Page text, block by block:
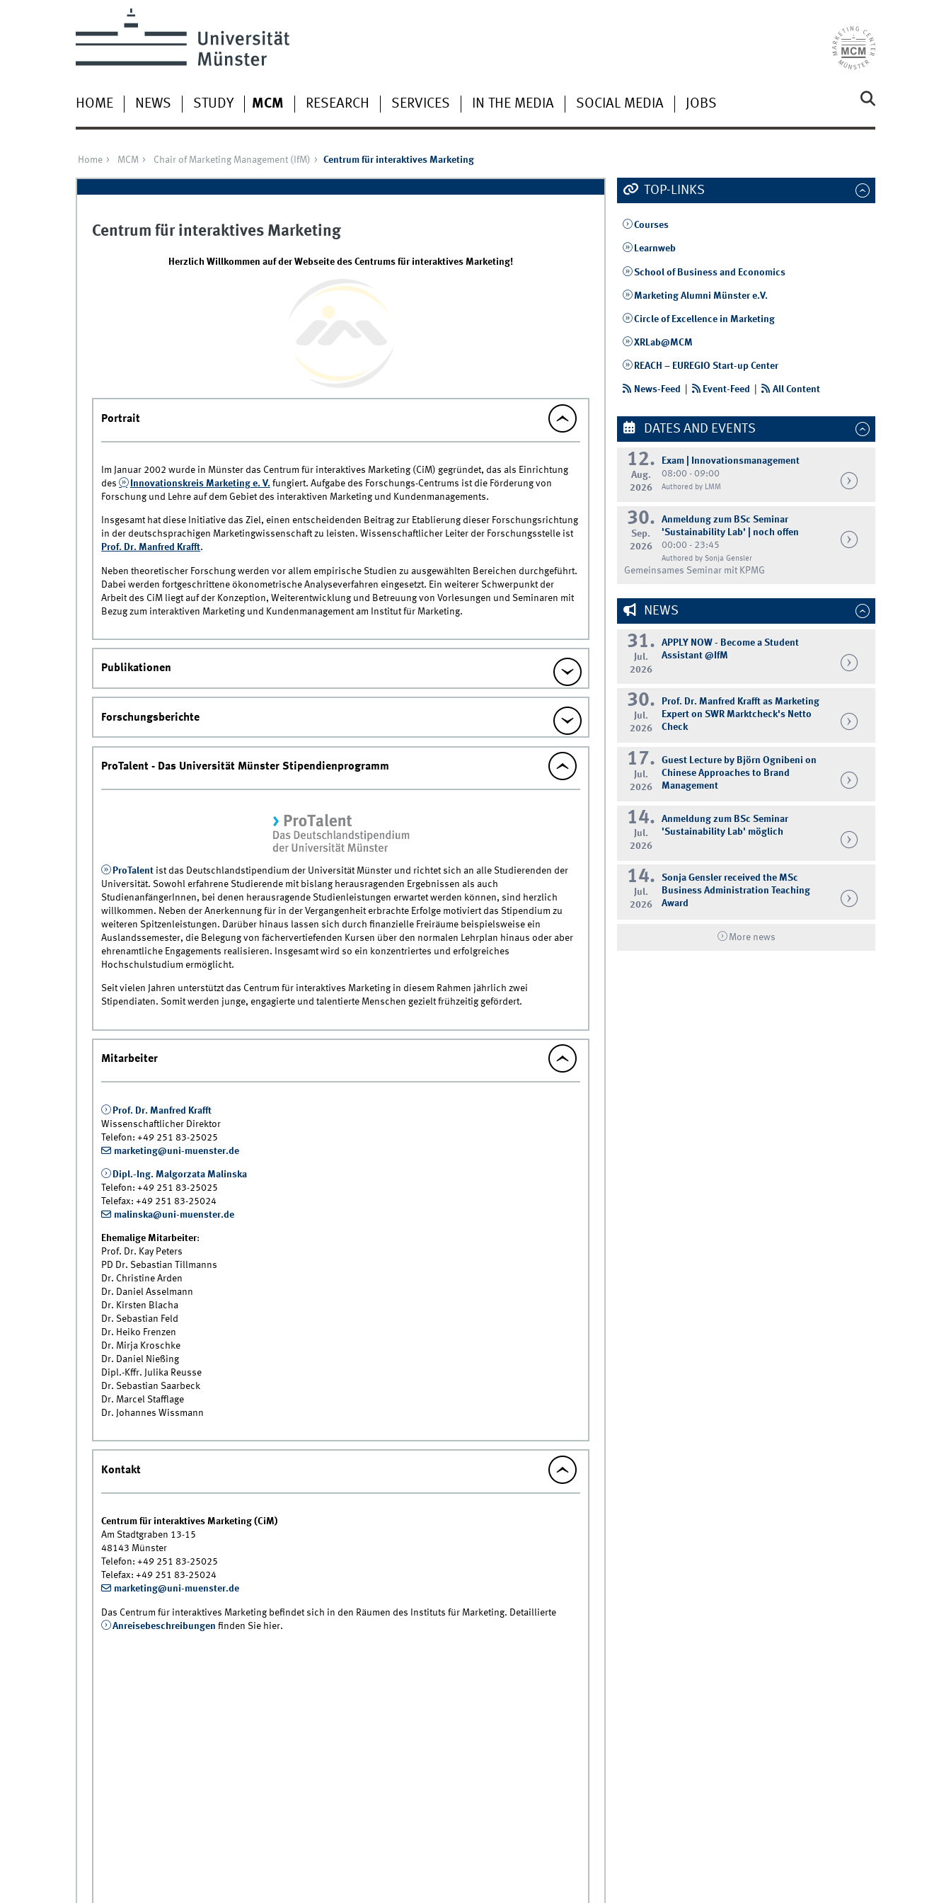
HOME NEWS STUDY MCM RESEARCH SERVICES IN THE MEDIA SOCIAL MEDIA JOBS
Home MCM Chair of Marketing Management (IfM) Centrum für interaktives Marketing
Centrum für interaktives Marketing
Herzlich Willkommen auf der Webseite des Centrums für interaktives Marketing!
Portrait
Im Januar 2002 wurde in Münster das Centrum für interaktives Marketing (CiM) gegründet, das als Einrichtung
des
Innovationskreis Marketing e. V. fungiert. Aufgabe des Forschungs-Centrums ist die Förderung von
Forschung und Lehre auf dem Gebiet des interaktiven Marketing und Kundenmanagements.
Insgesamt hat diese Initiative das Ziel, einen entscheidenden Beitrag zur Etablierung dieser Forschungsrichtung
in der deutschsprachigen Marketingwissenschaft zu leisten. Wissenschaftlicher Leiter der Forschungsstelle ist
Prof. Dr. Manfred Krafft.
Neben theoretischer Forschung werden vor allem empirische Studien zu ausgewählten Bereichen durchgeführt.
Dabei werden fortgeschrittene ökonometrische Analyseverfahren eingesetzt. Ein weiterer Schwerpunkt der
Arbeit des CiM liegt auf der Konzeption, Weiterentwicklung und Betreuung von Vorlesungen und Seminaren mit
Bezug zum interaktiven Marketing und Kundenmanagement am Institut für Marketing.
Publikationen
Forschungsberichte
ProTalent - Das Universität Münster Stipendienprogramm
ProTalentist das Deutschlandstipendium der Universität Münster und richtet sich an alle Studierenden der
Universität. Sowohl erfahrene Studierende mit bislang herausragenden Ergebnissen als auch
StudienanfängerInnen, bei denen herausragende Studienleistungen erwartet werden können, sind herzlich
willkommen. Neben der Anerkennung für in der Vergangenheit erbrachte Erfolge motiviert das Stipendium zu
weiteren Spitzenleistungen. Darüber hinaus lassen sich durch finanzielle Freiräume beispielsweise ein
Auslandssemester, die Belegung von fächervertiefenden Kursen über den normalen Lehrplan hinaus oder aber
ehrenamtliche Engagements realisieren. Insgesamt wird so ein konzentriertes und erfolgreiches
Hochschulstudium ermöglicht.
Seit vielen Jahren unterstützt das Centrum für interaktives Marketing in diesem Rahmen jährlich zwei
Stipendiaten. Somit werden junge, engagierte und talentierte Menschen gezielt frühzeitig gefördert.
Mitarbeiter
Prof. Dr. Manfred Krafft
Wissenschaftlicher Direktor
Telefon: +49 251 83-25025
marketing@uni-muenster.de
Dipl.-Ing. Malgorzata Malinska
Telefon: +49 251 83-25025
Telefax: +49 251 83-25024
malinska@uni-muenster.de
Ehemalige Mitarbeiter:
Prof. Dr. Kay Peters
PD Dr. Sebastian Tillmanns
Dr. Christine Arden
Dr. Daniel Asselmann
Dr. Kirsten Blacha
Dr. Sebastian Feld
Dr. Heiko Frenzen
Dr. Mirja Kroschke
Dr. Daniel Nießing
Dipl.-Kffr. Julika Reusse
Dr. Sebastian Saarbeck
Dr. Marcel Stafflage
Dr. Johannes Wissmann
Kontakt
Centrum für interaktives Marketing (CiM)
Am Stadtgraben 13-15
48143 Münster
Telefon: +49 251 83-25025
Telefax: +49 251 83-25024
marketing@uni-muenster.de
Das Centrum für interaktives Marketing befindet sich in den Räumen des Instituts für Marketing. Detaillierte
Anreisebeschreibungen finden Sie hier.
TOP-LINKS
Courses
Learnweb
School of Business and Economics
Marketing Alumni Münster e.V.
Circle of Excellence in Marketing
XRLab@MCM
REACH – EUREGIO Start-up Center
News-Feed Event-Feed | All Content
DATES AND EVENTS
12.
Aug.
2026
Exam | Innovationsmanagement
08:00 - 09:00
Authored by LMM
30.
Sep.
2026
Anmeldung zum BSc Seminar
'Sustainability Lab' | noch offen
00:00 - 23:45
Authored by Sonja Gensler
Gemeinsames Seminar mit KPMG
NEWS
31.
Jul.
2026
APPLY NOW - Become a Student
Assistant @IfM
30.
Jul.
2026
Prof. Dr. Manfred Krafft as Marketing
Expert on SWR Marktcheck's Netto
Check
17.
Jul.
2026
Guest Lecture by Björn Ognibeni on
Chinese Approaches to Brand
Management
14.
Jul.
2026
Anmeldung zum BSc Seminar
'Sustainability Lab' möglich
14.
Jul.
2026
Sonja Gensler received the MSc
Business Administration Teaching
Award
More news